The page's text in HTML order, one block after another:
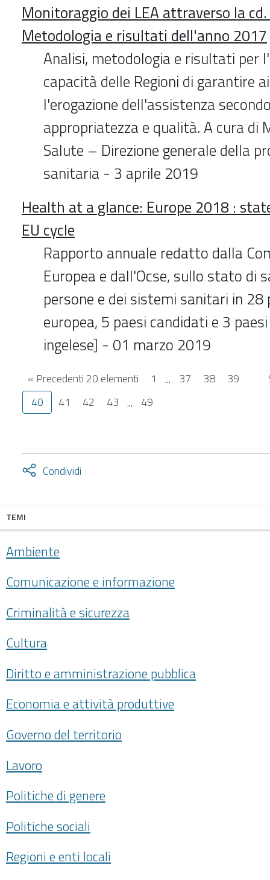
Monitoraggio dei LEA attraverso la
Metodologia e risultati dell'anno 2017
Analisi, metodologia e risultati per
capacità delle Regioni di garantire
l'erogazione dell'assistenza
appropriatezza e qualità. A cura di
Salute – Direzione generale della
sanitaria - 3 aprile 2019
Health at a glance: Europe 2018 :
EU cycle
Rapporto annuale redatto dalla
Europea e dall'Ocse, sullo stato di
persone e dei sistemi sanitari in 28
europea, 5 paesi candidati e 3
ingelese] - 01 marzo 2019
« Precedenti 20 elementi 1 ... 37 38
39
40
41 42 43 ... 49
Condividi
Attiva
TEMI
Ambiente
Comunicazione e informazione
Criminalità e sicurezza
Cultura
Diritto e amministrazione pubblica
Economia e attività produttive
Governo del territorio
Lavoro
Politiche di genere
Politiche sociali
Regioni e enti locali